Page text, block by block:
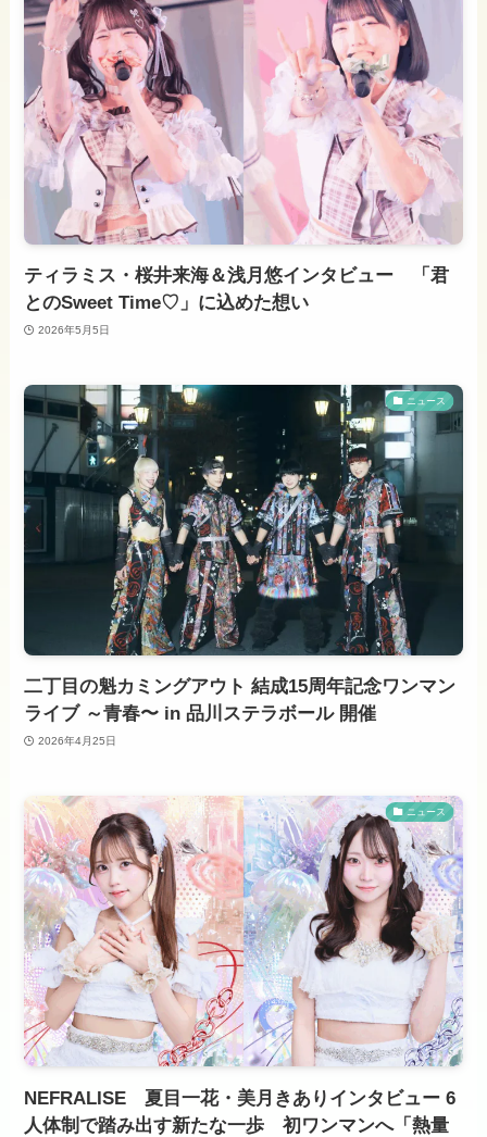
ティラミス・桜井来海＆浅月悠インタビュー 「君
とのSweet Time♡」に込めた想い
2026年5月5日
ニュース
二丁目の魁カミングアウト 結成15周年記念ワンマン
ライブ ～青春〜 in 品川ステラボール 開催
2026年4月25日
ニュース
NEFRALISE 夏目一花・美月きありインタビュー 6
人体制で踏み出す新たな一歩 初ワンマンへ「熱量